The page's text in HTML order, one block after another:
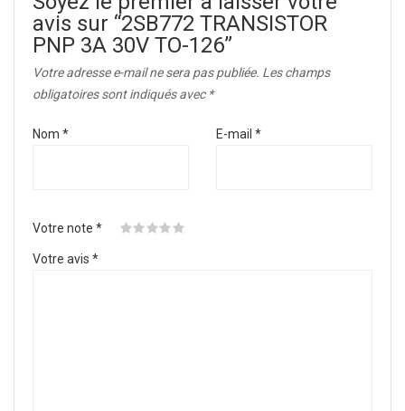
avis sur “2SB772 TRANSISTOR
PNP 3A 30V TO-126”
Votre adresse e-mail ne sera pas publiée. Les champs
obligatoires sont indiqués avec *
Nom * E-mail *
Votre note *
Votre avis *